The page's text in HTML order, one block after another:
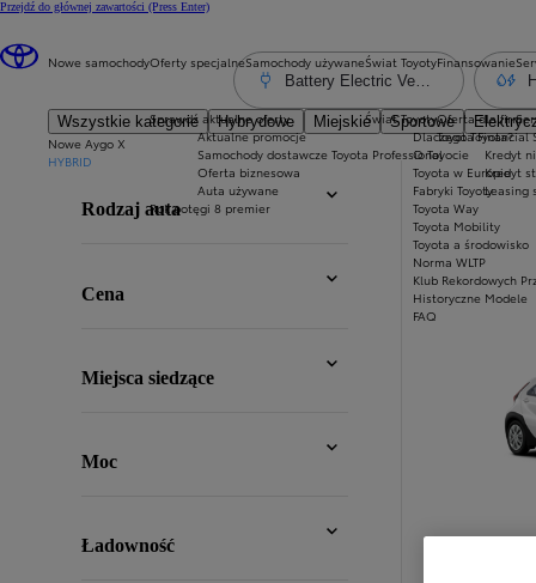
Przejdź do głównej zawartości (Press Enter)
Nowe samochody
Wszystkie kategorie Hybrydowe Miejskie Sportowe
Nowe Aygo X
HYBRID
Oferty specjalne
Sprawdź aktualne oferty
Aktualne promocje
Samochody dostawcze Toyota Professional
Oferta biznesowa
Auta używane
Rok potęgi 8 premier
Samochody używaneŚwiat Toyoty
Świat Toyoty
Dlaczego Toyota?
O Toyocie
Toyota w Europie
Fabryki Toyoty
Toyota Way
Toyota Mobility
Toyota a środowisko
Norma WLTP
Klub Rekordowych
Historyczne Modele
FAQ
Finansowanie
Oferta dla firm
Toyota Financial
Kredyt
Kredyt
Leasing
Battery Electric Vehicle
Rodzaj auta
Cena
Miejsca siedzące
Moc
Ładowność